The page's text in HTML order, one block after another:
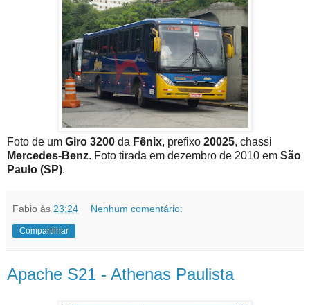
Foto de um Giro 3200 da Fênix, prefixo 20025, chassi
Mercedes-Benz. Foto tirada em dezembro de 2010 em São
Paulo (SP).
Fabio às 23:24 Nenhum comentário:
Compartilhar
Apache S21 - Athenas Paulista